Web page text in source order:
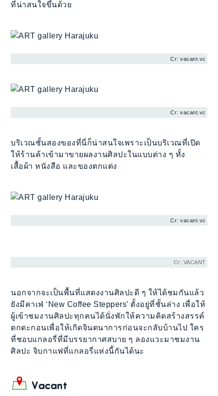
ที่น่าสนใจขึ้นด้วย
Cr: vacant.vc
Cr: vacant.vc
บริเวณชั้นสองของที่นี่ก็น่าสนใจเพราะเป็นบริเวณที่เปิด
ให้ร้านค้าเข้ามาขายผลงานศิลปะในแบบต่าง ๆ ทั้ง
เสื้อผ้า หนังสือ และของตกแต่ง
Cr: vacant.vc
Cr: VACANT
นอกจากจะเป็นพื้นที่แสดงงานศิลปะดี ๆ ให้ได้ชมกันแล้ว
ยังมีคาเฟ่ ‘New Coffee Steppers’ ตั้งอยู่ที่ชั้นล่าง เพื่อให้
ผู้เข้าชมงานศิลปะทุกคนได้นั่งพักให้ความคิดสร้างสรรค์
ตกตะกอนเพื่อให้เกิดจินตนาการก่อนจะกลับบ้านไป ใคร
ที่ชอบแกลอรี่ที่มีบรรยากาศสบาย ๆ ลองแวะมาชมงาน
ศิลปะ จิบกาแฟที่แกลอรี่แห่งนี้กันได้นะ
Vacant